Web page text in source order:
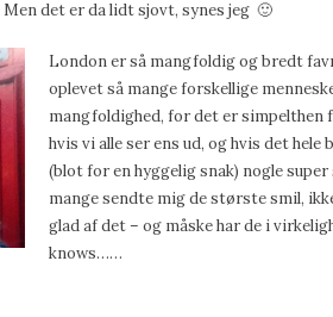
det er da lidt sjovt, synes jeg 🙂
London er så mangfoldig og bredt
oplevet så mange forskellige
mangfoldighed, for det er simpelthen
hvis vi alle ser ens ud, og hvis det
(blot for en hyggelig snak) nogle
mange sendte mig de største smil,
glad af det – og måske har de i
knows……